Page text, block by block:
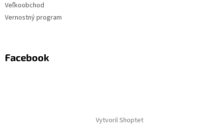
Veľkoobchod
Vernostný program
Facebook
Vytvoril Shoptet